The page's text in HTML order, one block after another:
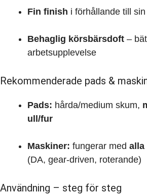
Fin finish i förhållande till
Behaglig körsbärsdoft –
arbetsupplevelse
Rekommenderade pads &
Pads: hårda/medium skum,
ull/fur
Maskiner: fungerar med alla
(DA, gear-driven, roterande)
Användning – steg för steg